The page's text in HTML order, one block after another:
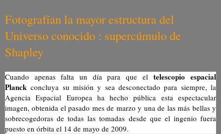
Fotografían la mayor estructura del
Universo conocido : supercúmulo de
Shapley
Cuando apenas falta un día para que eltelescopio espacial
Planckconcluya su misión y sea desconectado para siempre, la
Agencia Espacial Europea ha hecho pública esta espectacular
imagen, obtenida el pasado mes de marzo y una de las más bellas y
sobrecogedoras de todas las tomadas desde que el ingenio fuera
puesto en órbita el 14 de mayo de 2009.